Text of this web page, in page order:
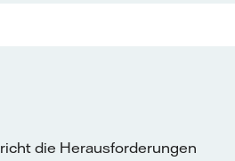
die Herausforderungen